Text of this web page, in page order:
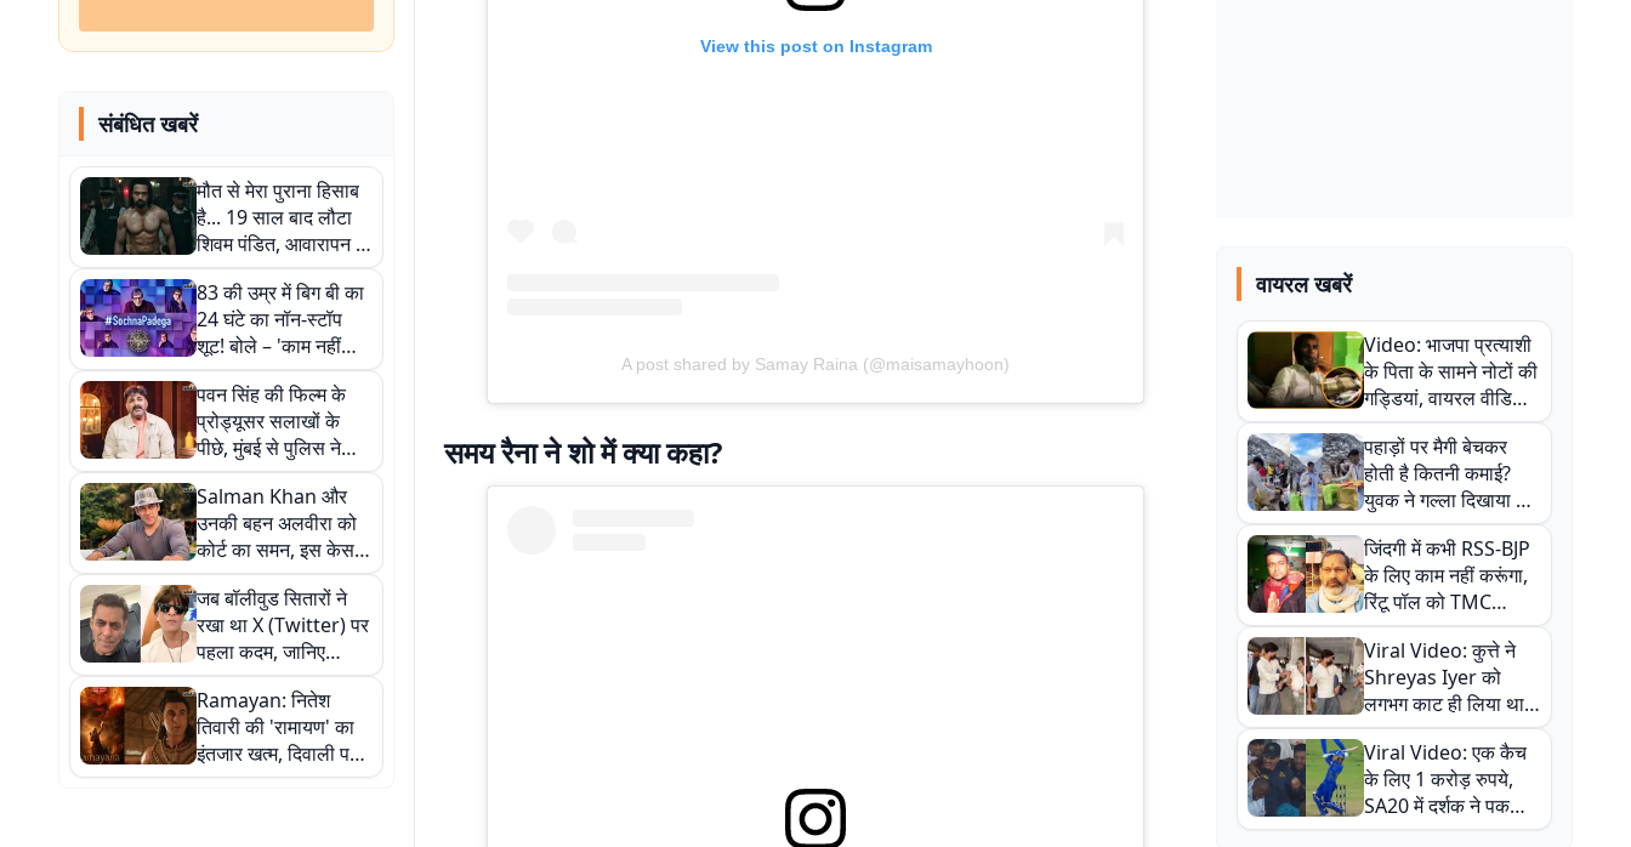
संबंधित खबरें
मौत से मेरा पुराना हिसाब
है... 19 साल बाद लौटा
शिवम पंडित, आवारापन 2
के ट्रेलर ने बढ़ाई
एक्साइटमेंट
83 की उम्र में बिग बी का
24 घंटे का नॉन-स्टॉप
शूट! बोले – 'काम नहीं
करता तो नौकरी चली
जाती'
पवन सिंह की फिल्म के
प्रोड्यूसर सलाखों के
पीछे, मुंबई से पुलिस ने
दबोचा... करोड़ों नहीं 78
लाख के खेल में फंसे
Salman Khan और
उनकी बहन अलवीरा को
कोर्ट का समन, इस केस में
5 अक्टूबर को पेश होने का
आदेश
जब बॉलीवुड सितारों ने
रखा था X (Twitter) पर
पहला कदम, जानिए
किसके 'पहले ट्वीट' में
क्या था खास
Ramayan: नितेश
तिवारी की 'रामायण' का
इंतजार खत्म, दिवाली पर
इस दिन रिलीज होगा
View this post on Instagram
A post shared by Samay Raina (@maisamayhoon)
समय रैना ने शो में क्या कहा?
वायरल खबरें
Video: भाजपा प्रत्याशी
के पिता के सामने नोटों की
गड्डियां, वायरल वीडियो
से राजनीति में उबाल,
अजित महतो बोले- TMC
की गंदी चाल
पहाड़ों पर मैगी बेचकर
होती है कितनी कमाई?
युवक ने गल्ला दिखाया तो
नौकरी वालों के खड़े हो गए
कान
जिंदगी में कभी RSS-BJP
के लिए काम नहीं करूंगा,
रिंटू पॉल को TMC
ऑफिस में ले जाकर पीटा,
Video वायरल
Viral Video: कुत्ते ने
Shreyas Iyer को
लगभग काट ही लिया था,
न्यूजीलैंड सीरीज से पहले
बाल-बाल बचे
Viral Video: एक कैच
के लिए 1 करोड़ रुपये,
SA20 में दर्शक ने पकड़ा
एक हाथ से गजब का कैच